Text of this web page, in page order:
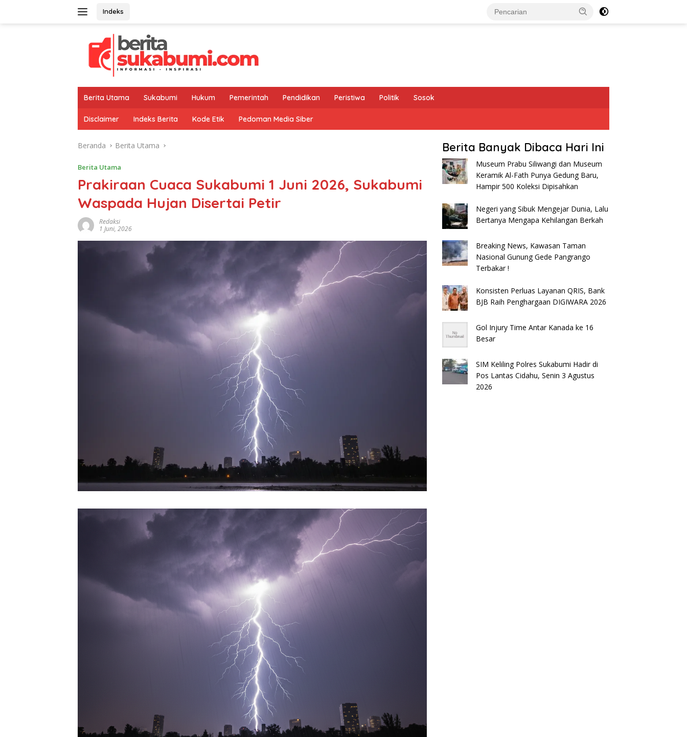
Indeks
Berita Utama Sukabumi Hukum Pemerintah Pendidikan Peristiwa Politik Sosok
Disclaimer Indeks Berita Kode Etik Pedoman Media Siber
Beranda Berita Utama
Berita Utama
Prakiraan Cuaca Sukabumi 1 Juni 2026, Sukabumi
Waspada Hujan Disertai Petir
Redaksi
1 Juni, 2026
Berita Banyak Dibaca Hari Ini
Museum Prabu Siliwangi dan Museum
Keramik Al-Fath Punya Gedung Baru,
Hampir 500 Koleksi Dipisahkan
Negeri yang Sibuk Mengejar Dunia, Lalu
Bertanya Mengapa Kehilangan Berkah
Breaking News, Kawasan Taman
Nasional Gunung Gede Pangrango
Terbakar !
Konsisten Perluas Layanan QRIS, Bank
BJB Raih Penghargaan DIGIWARA 2026
Gol Injury Time Antar Kanada ke 16
Besar
SIM Keliling Polres Sukabumi Hadir di
Pos Lantas Cidahu, Senin 3 Agustus
2026